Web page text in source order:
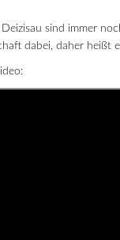
sind immer
dabei, daher heißt